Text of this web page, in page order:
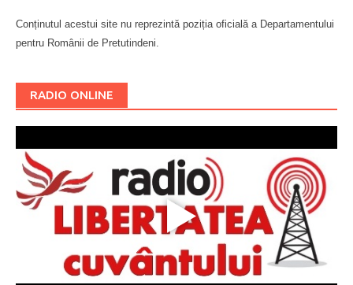
Conținutul acestui site nu reprezintă poziția oficială a Departamentului
pentru Românii de Pretutindeni.
RADIO ONLINE